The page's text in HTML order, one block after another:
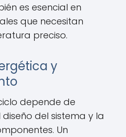
es esencial en
que necesitan
preciso.
y
depende de
del sistema y la
Un